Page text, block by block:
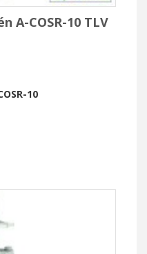
A-COSR-10 TLV
10